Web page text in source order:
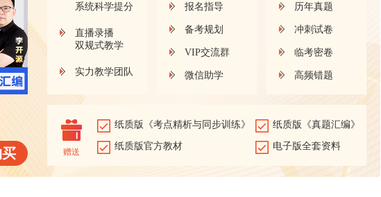
系统科学提分
直播录播
双规式教学
实力教学团队
报名指导
备考规划
VIP交流群
微信助学
历年真题
冲刺试卷
临考密卷
高频错题
赠送
纸质版《考点精析与同步训练》 纸质版《真题汇编》
纸质版官方教材 电子版全套资料